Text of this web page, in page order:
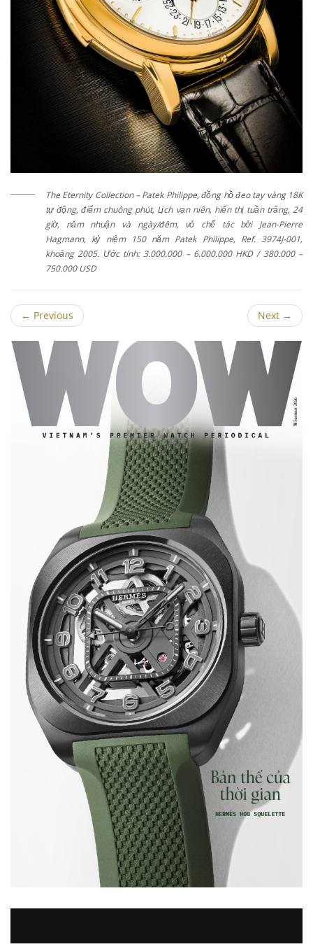
The Eternity Collection – Patek Philippe, đồng hồ đeo tay vàng 18K
tự động, điểm chuông phút, Lịch vạn niên, hiển thị tuần trăng, 24
giờ, năm nhuận và ngày/đêm, vỏ chế tác bởi Jean-Pierre
Hagmann, kỷ niệm 150 năm Patek Philippe, Ref. 3974J-001,
khoảng 2005. Ước tính: 3.000.000 – 6.000.000 HKD / 380.000 –
750.000 USD
← Previous Next →